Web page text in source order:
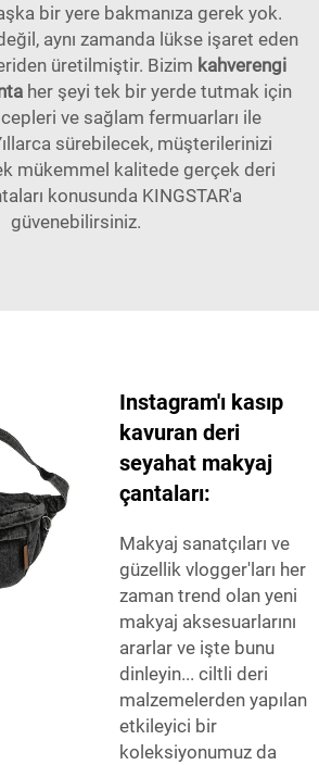
bir yere bakmanıza gerek yok.
aynı zamanda lükse işaret eden
üretilmiştir. Bizim kahverengi
her şeyi tek bir yerde tutmak için
ve sağlam fermuarları ile
sürebilecek, müşterilerinizi
mükemmel kalitede gerçek deri
konusunda KINGSTAR'a
güvenebilirsiniz.
Instagram'ı kasıp
kavuran deri
seyahat makyaj
çantaları:
Makyaj sanatçıları ve
güzellik vlogger'ları her
zaman trend olan yeni
makyaj aksesuarlarını
ararlar ve işte bunu
dinleyin... ciltli deri
malzemelerden yapılan
etkileyici bir
koleksiyonumuz da